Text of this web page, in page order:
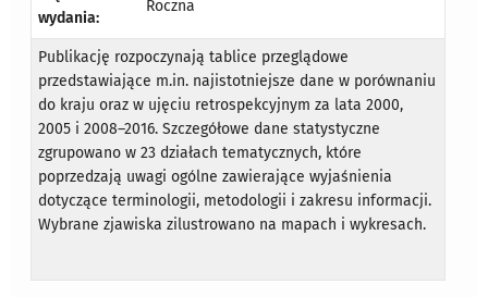
wydania:
Roczna
Publikację rozpoczynają tablice przeglądowe
przedstawiające m.in. najistotniejsze dane w porównaniu
do kraju oraz w ujęciu retrospekcyjnym za lata 2000,
2005 i 2008–2016. Szczegółowe dane statystyczne
zgrupowano w 23 działach tematycznych, które
poprzedzają uwagi ogólne zawierające wyjaśnienia
dotyczące terminologii, metodologii i zakresu informacji.
Wybrane zjawiska zilustrowano na mapach i wykresach.